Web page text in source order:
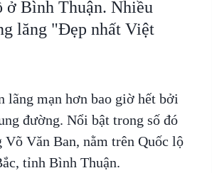
ở Bình Thuận. Nhiều
lăng "Đẹp nhất Việt
lãng mạn hơn bao giờ hết bởi
đường. Nổi bật trong số đó
Văn Ban, nằm trên Quốc lộ
tỉnh Bình Thuận.